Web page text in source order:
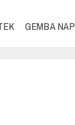
GEMBA NAP